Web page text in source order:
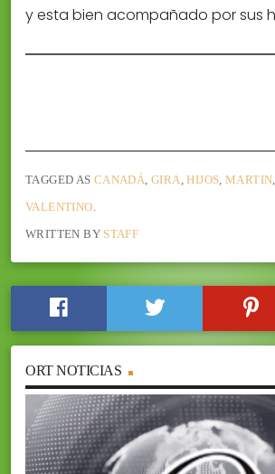
y esta bien acompañado por sus
TAGGED AS CANADÁ,GIRA,HIJOS,MARTIN
VALENTINO.
WRITTEN BY STAFF
ORT NOTICIAS